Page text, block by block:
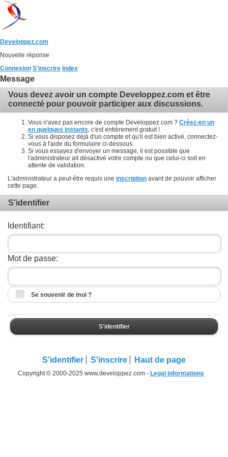
Developpez.com
Nouvelle réponse
Connexion S'inscrire Index
Message
Vous devez avoir un compte Developpez.com et être
connecté pour pouvoir participer aux discussions.
Vous n'avez pas encore de compte Developpez.com ? Créez-en un
en quelques instants , c'est entièrement gratuit !
Si vous disposez déjà d'un compte et qu'il est bien activé, connectez-
vous à l'aide du formulaire ci-dessous.
Si vous essayez d'envoyer un message, il est possible que
l'administrateur ait désactivé votre compte ou que celui-ci soit en
attente de validation.
L'administrateur a peut-être requis une inscription avant de pouvoir afficher
cette page.
S'identifier
Identifiant:
Mot de passe:
Se souvenir de moi ?
S'identifier
S'identifier S'inscrire Haut de page
Copyright © 2000-2025 www.developpez.com - Legal informations